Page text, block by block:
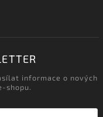
informace o nových
shopu.